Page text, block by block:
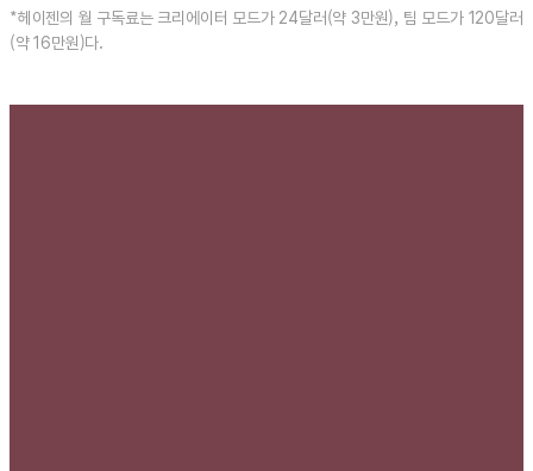
*헤이젠의 월 구독료는 크리에이터 모드가 24달러(약 3만원), 팀 모드가 120달러
(약 16만원)다.